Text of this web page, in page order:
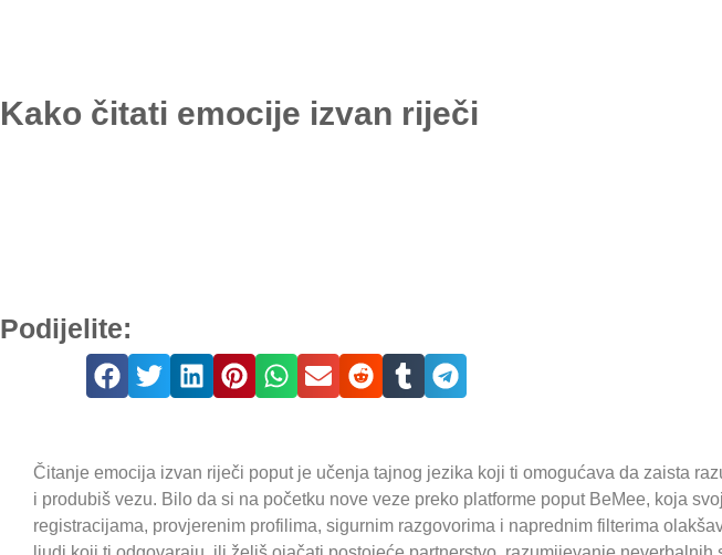
Kako čitati emocije izvan riječi
Podijelite:
Čitanje emocija izvan riječi poput je učenja tajnog jezika koji ti omogućava da zaista
i produbiš vezu. Bilo da si na početku nove veze preko platforme poput BeMee, koja
registracijama, provjerenim profilima, sigurnim razgovorima i naprednim filterima